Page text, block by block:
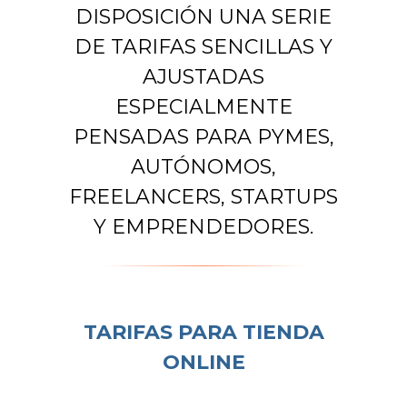
DISPOSICIÓN UNA SERIE
DE TARIFAS SENCILLAS Y
AJUSTADAS
ESPECIALMENTE
PENSADAS PARA PYMES,
AUTÓNOMOS,
FREELANCERS, STARTUPS
Y EMPRENDEDORES.
TARIFAS PARA TIENDA
ONLINE